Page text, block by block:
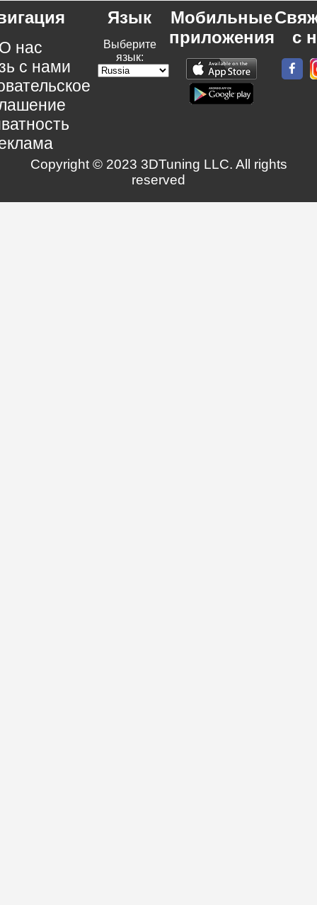
нас
с нами
Язык
Выберите
язык:
Мобильные
приложения
с
Copyright © 2023 3DTuning LLC. All rights
reserved